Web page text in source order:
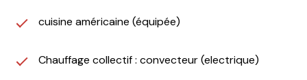
cuisine américaine (équipée)
Chauffage collectif : convecteur (electrique)